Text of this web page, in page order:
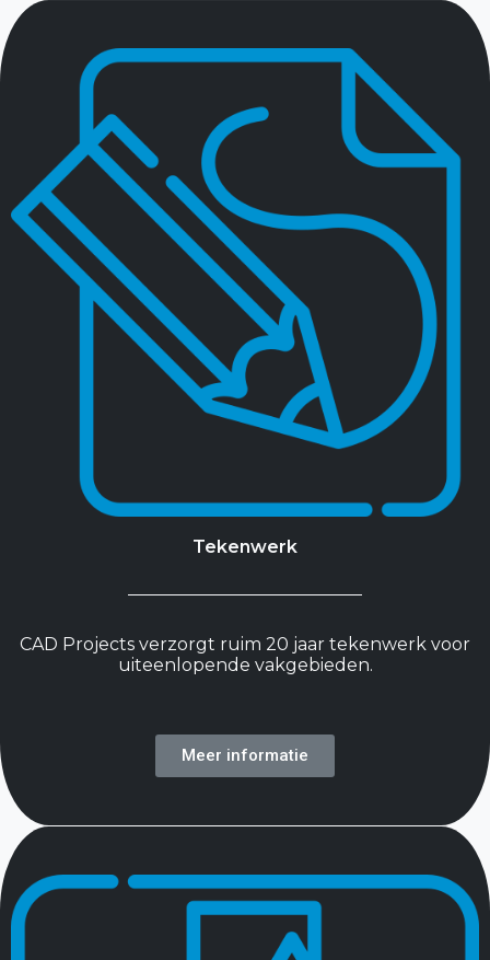
Tekenwerk
CAD Projects verzorgt ruim 20 jaar tekenwerk voor
uiteenlopende vakgebieden.
Meer informatie